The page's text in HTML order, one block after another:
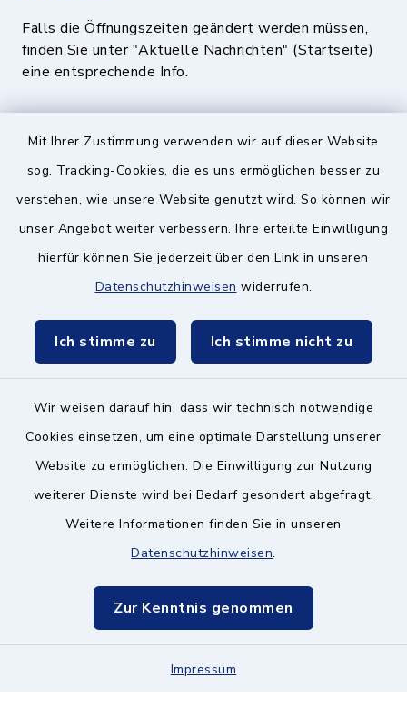
Mit Ihrer Zustimmung verwenden wir auf dieser Website
sog. Tracking-Cookies, die es uns ermöglichen besser zu
verstehen, wie unsere Website genutzt wird. So können wir
unser Angebot weiter verbessern. Ihre erteilte Einwilligung
hierfür können Sie jederzeit über den Link in unseren
Datenschutzhinweisen widerrufen.
Ich stimme zu Ich stimme nicht zu
Wir weisen darauf hin, dass wir technisch notwendige
Cookies einsetzen, um eine optimale Darstellung unserer
Website zu ermöglichen. Die Einwilligung zur Nutzung
weiterer Dienste wird bei Bedarf gesondert abgefragt.
Weitere Informationen finden Sie in unseren
Datenschutzhinweisen.
Zur Kenntnis genommen
Impressum
Falls die Öffnungszeiten geändert werden müssen,
finden Sie unter "Aktuelle Nachrichten" (Startseite)
eine entsprechende Info.
Quicklinks
BayernPortal
Landratsamt München
Zweckverband München Südost
Kontakt ins Rathaus
Datenschutz
Hinweisgeberschutz
Sitemap